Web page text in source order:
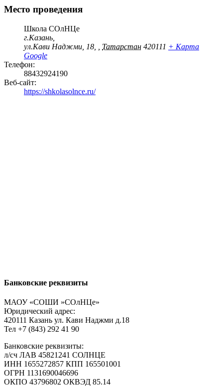
Место проведения
Школа СОлНЦе
г.Казань,
ул.Кави Наджми, 18,
Татарстан 420111 + Карта
Google
Телефон:
88432924190
Веб-сайт:
https://shkolasolnce.ru/
Банковские реквизиты
МАОУ «СОШИ »СОлНЦе»
Юридический адрес:
420111 Казань ул. Кави Наджми д.18
Тел +7 (843) 292 41 90
Банковские реквизиты:
л/сч ЛАВ 45821241 СОЛНЦЕ
ИНН 1655272857 КПП 165501001
ОГРН 1131690046696
ОКПО 43796802 ОКВЭД 85.14